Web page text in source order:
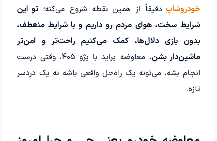
خودروشاپ دقیقاً از همین نقطه شروع می‌کنه؛ تو این
شرایط سخت، هوای مردم رو داریم و با شرایط منعطف،
بدون بازی دلال‌ها، کمک می‌کنیم راحت‌تر و امن‌تر
ماشین‌دار بشن.
معاوضه پراید با پژو 405، وقتی درست
انجام بشه، می‌تونه یک راه‌حل واقعی باشه نه یک دردسر
تازه.